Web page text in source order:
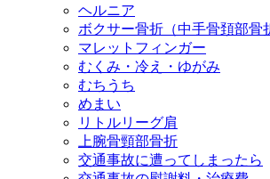
ヘルニア
ボクサー骨折（中手骨頚部骨
マレットフィンガー
むくみ・冷え・ゆがみ
むちうち
めまい
リトルリーグ肩
上腕骨頸部骨折
交通事故に遭ってしまったら